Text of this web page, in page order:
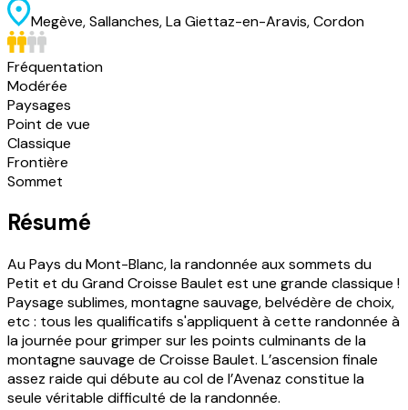
Megève, Sallanches, La Giettaz-en-Aravis, Cordon
Fréquentation
Modérée
Paysages
Point de vue
Classique
Frontière
Sommet
Résumé
Au Pays du Mont-Blanc, la randonnée aux sommets du
Petit et du Grand Croisse Baulet est une grande classique !
Paysage sublimes, montagne sauvage, belvédère de choix,
etc : tous les qualificatifs s'appliquent à cette randonnée à
la journée pour grimper sur les points culminants de la
montagne sauvage de Croisse Baulet. L’ascension finale
assez raide qui débute au col de l’Avenaz constitue la
seule véritable difficulté de la randonnée.